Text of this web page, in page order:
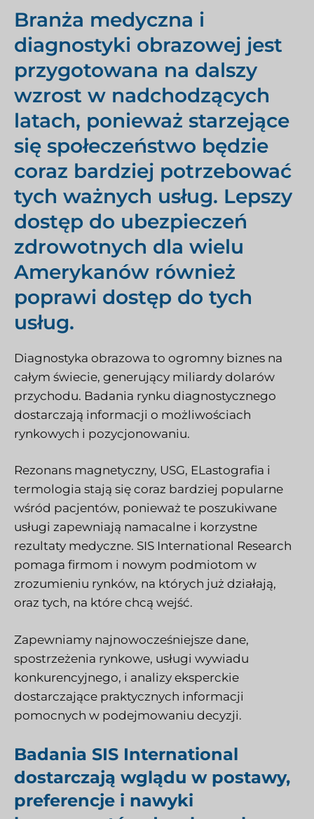
Branża medyczna i
diagnostyki obrazowej jest
przygotowana na dalszy
wzrost w nadchodzących
latach, ponieważ starzejące
się społeczeństwo będzie
coraz bardziej potrzebować
tych ważnych usług. Lepszy
dostęp do ubezpieczeń
zdrowotnych dla wielu
Amerykanów również
poprawi dostęp do tych
usług.
Diagnostyka obrazowa to ogromny biznes na
całym świecie, generujący miliardy dolarów
przychodu. Badania rynku diagnostycznego
dostarczają informacji o możliwościach
rynkowych i pozycjonowaniu.
Rezonans magnetyczny, USG, ELastografia i
termologia stają się coraz bardziej popularne
wśród pacjentów, ponieważ te poszukiwane
usługi zapewniają namacalne i korzystne
rezultaty medyczne. SIS International Research
pomaga firmom i nowym podmiotom w
zrozumieniu rynków, na których już działają,
oraz tych, na które chcą wejść.
Zapewniamy najnowocześniejsze dane,
spostrzeżenia rynkowe, usługi wywiadu
konkurencyjnego, i analizy eksperckie
dostarczające praktycznych informacji
pomocnych w podejmowaniu decyzji.
Badania SIS International
dostarczają wglądu w postawy,
preferencje i nawyki